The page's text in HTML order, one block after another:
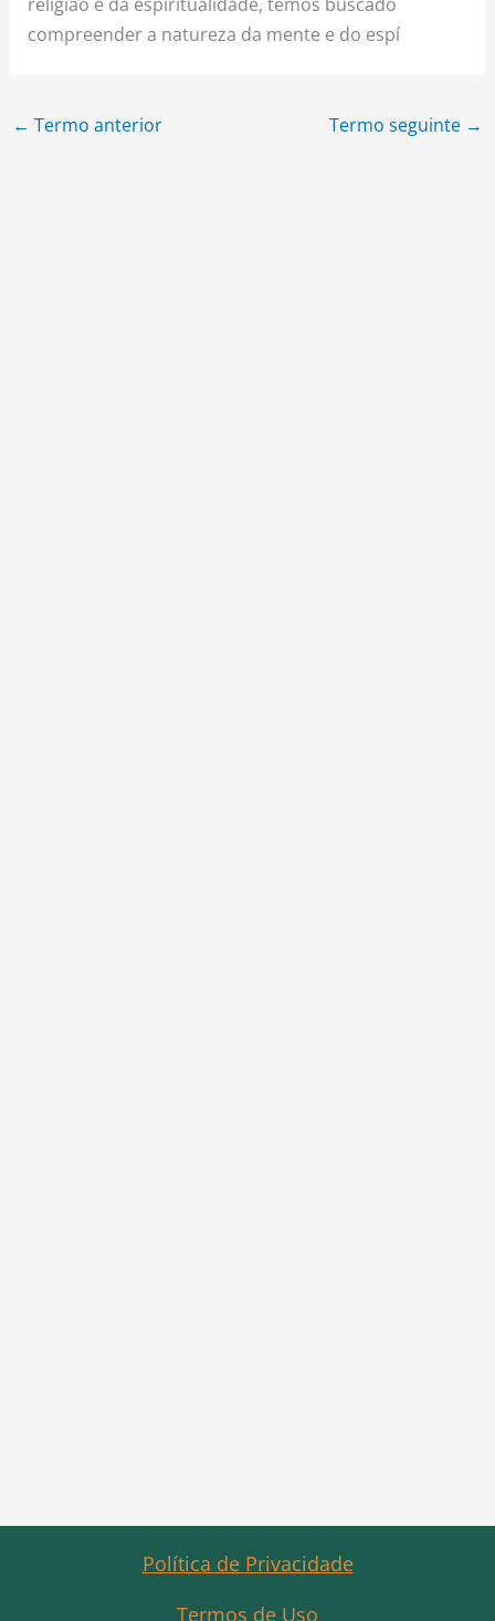
compreender a natureza da mente e do espí
← Termo anterior Termo seguinte →
Política de Privacidade
Termos de Uso